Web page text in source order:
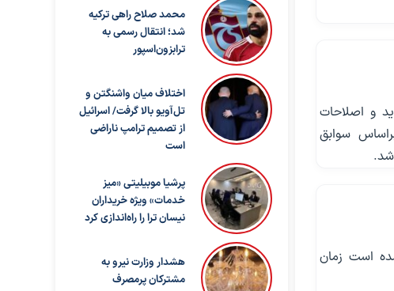
و اصلاحات
سوابق
شده است زمان
محمد صلاح راهی ترکیه
شد؛ انتقال رسمی به
ترابزون‌اسپور
اختلاف میان واشنگتن و
تل‌آویو بالا گرفت/ اسرائیل
از تصمیم ترامپ ناراضی
است
پرشیا موبیلیتی «میز
خدمات» ویژه خریداران
نیسان ترا را راه‌اندازی کرد
هشدار وزارت نیرو به
مشترکان پرمصرف